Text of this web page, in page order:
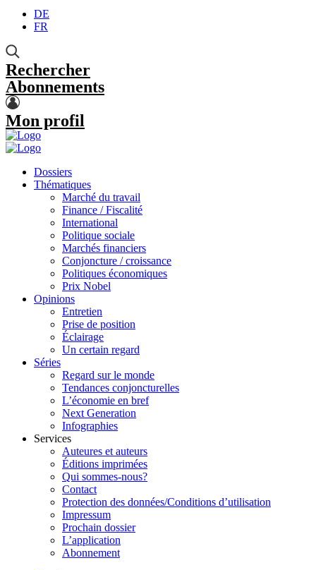
DE
FR
Rechercher
Abonnements
Mon profil
Dossiers
Thématiques
Marché du travail
Finance / Fiscalité
International
Politique sociale
Marchés financiers
Conjoncture / croissance
Politiques économiques
Prix Nobel
Opinions
Entretien
Prise de position
Éclairage
Un certain regard
Séries
Regard sur le monde
Tendances conjoncturelles
L’économie en bref
Next Generation
Infographies
Services
Auteures et auteurs
Éditions imprimées
Qui sommes-nous?
Contact
Protection des données/Conditions d’utilisation
Impressum
Prochain dossier
L’application
Abonnement